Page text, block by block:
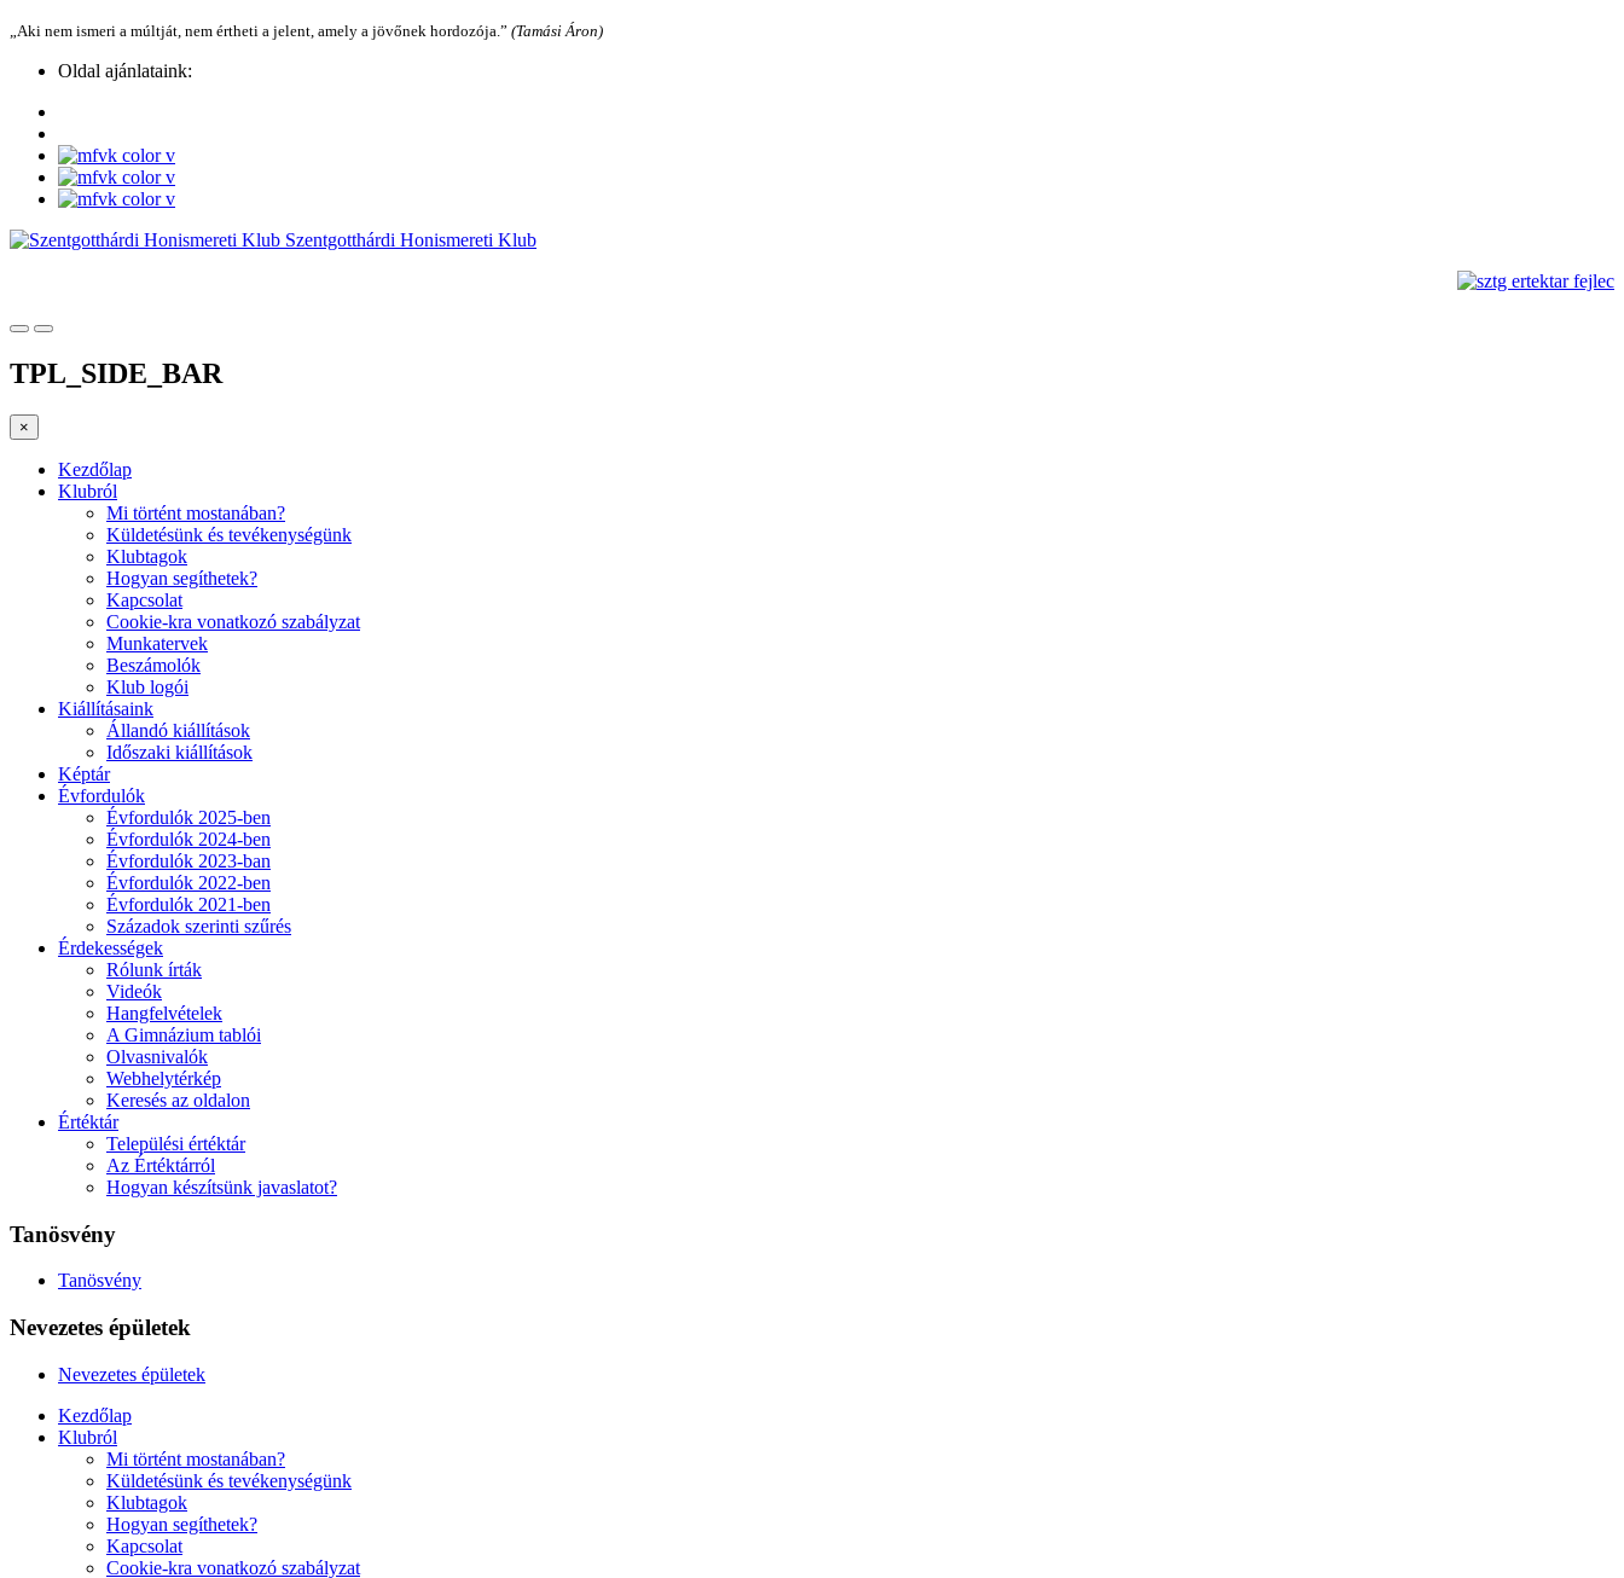
„Aki nem ismeri a múltját, nem értheti a jelent, amely a jövőnek hordozója.” (Tamási Áron)
Oldal ajánlataink:
Szentgotthárdi Honismereti Klub
TPL_SIDE_BAR
×
Kezdőlap
Klubról
Mi történt mostanában?
Küldetésünk és tevékenységünk
Klubtagok
Hogyan segíthetek?
Kapcsolat
Cookie-kra vonatkozó szabályzat
Munkatervek
Beszámolók
Klub logói
Kiállításaink
Állandó kiállítások
Időszaki kiállítások
Képtár
Évfordulók
Évfordulók 2025-ben
Évfordulók 2024-ben
Évfordulók 2023-ban
Évfordulók 2022-ben
Évfordulók 2021-ben
Századok szerinti szűrés
Érdekességek
Rólunk írták
Videók
Hangfelvételek
A Gimnázium tablói
Olvasnivalók
Webhelytérkép
Keresés az oldalon
Értéktár
Települési értéktár
Az Értéktárról
Hogyan készítsünk javaslatot?
Tanösvény
Tanösvény
Nevezetes épületek
Nevezetes épületek
Kezdőlap
Klubról
Mi történt mostanában?
Küldetésünk és tevékenységünk
Klubtagok
Hogyan segíthetek?
Kapcsolat
Cookie-kra vonatkozó szabályzat